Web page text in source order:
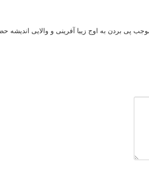
پی بردن به اوج زیبا آفرینی و والایی